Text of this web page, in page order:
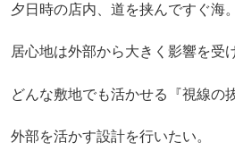
夕日時の店内、道を挟んですぐ海。
居心地は外部から大きく影響を受
どんな敷地でも活かせる『視線の
外部を活かす設計を行いたい。